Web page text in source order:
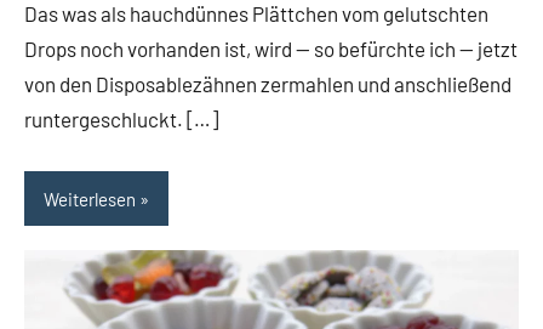
Das was als hauchdünnes Plättchen vom gelutschten
Drops noch vorhanden ist, wird — so befürchte ich — jetzt
von den Disposablezähnen zermahlen und anschließend
runtergeschluckt. […]
Weiterlesen